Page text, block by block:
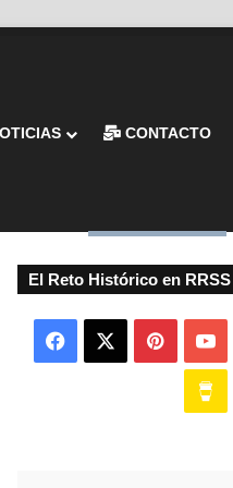
CONTACTO
El Reto Histórico en RRSS
Facebook Pinterest